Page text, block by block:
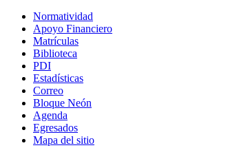
Normatividad
Apoyo Financiero
Matrículas
Biblioteca
PDI
Estadísticas
Correo
Bloque Neón
Agenda
Egresados
Mapa del sitio